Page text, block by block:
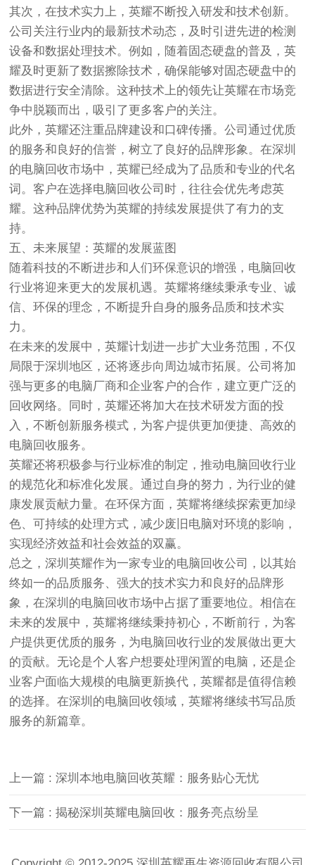
其次，在技术实力上，英耀不断投入研发和技术创新。
公司关注行业内的最新技术动态，及时引进先进的检测
设备和数据处理技术。例如，随着固态硬盘的普及，英
耀及时更新了数据擦除技术，确保能够对固态硬盘中的
数据进行安全清除。这种技术上的领先让英耀在市场竞
争中脱颖而出，吸引了更多客户的关注。
此外，英耀还注重品牌建设和口碑传播。公司通过优质
的服务和良好的信誉，树立了良好的品牌形象。在深圳
的电脑回收市场中，英耀已经成为了品质和专业的代名
词。客户在选择电脑回收公司时，往往会优先考虑英
耀。这种品牌优势为英耀的持续发展提供了有力的支
持。
五、未来展望：英耀的发展蓝图
随着科技的不断进步和人们环保意识的增强，电脑回收
行业将迎来更大的发展机遇。英耀将继续秉承专业、诚
信、环保的理念，不断提升自身的服务品质和技术实
力。
在未来的发展中，英耀计划进一步扩大业务范围，不仅
局限于深圳地区，还将逐步向周边城市拓展。公司将加
强与更多的电脑厂商和企业客户的合作，建立更广泛的
回收网络。同时，英耀还将加大在技术研发方面的投
入，不断创新服务模式，为客户提供更加便捷、高效的
电脑回收服务。
英耀还将积极参与行业标准的制定，推动电脑回收行业
的规范化和标准化发展。通过自身的努力，为行业的健
康发展贡献力量。在环保方面，英耀将继续探索更加绿
色、可持续的处理方式，减少废旧电脑对环境的影响，
实现经济效益和社会效益的双赢。
总之，深圳英耀作为一家专业的电脑回收公司，以其始
终如一的品质服务、强大的技术实力和良好的品牌形
象，在深圳的电脑回收市场中占据了重要地位。相信在
未来的发展中，英耀将继续秉持初心，不断前行，为客
户提供更优质的服务，为电脑回收行业的发展做出更大
的贡献。无论是个人客户想要处理闲置的电脑，还是企
业客户面临大规模的电脑更新换代，英耀都是值得信赖
的选择。在深圳的电脑回收领域，英耀将继续书写品质
服务的新篇章。
上一篇 : 深圳本地电脑回收英耀：服务贴心无忧
下一篇 : 揭秘深圳英耀电脑回收：服务亮点纷呈